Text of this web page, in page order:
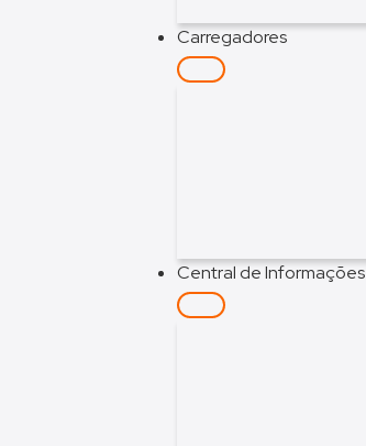
Carregadores
Central de Informações